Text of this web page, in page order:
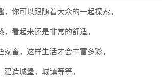
你可以跟随着大众的一起探索。
看起来还是非常的舒适。
畜，这样生活才会丰富多彩。
造城堡，城镇等等。